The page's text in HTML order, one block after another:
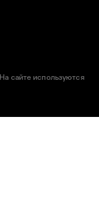
На сайте используются